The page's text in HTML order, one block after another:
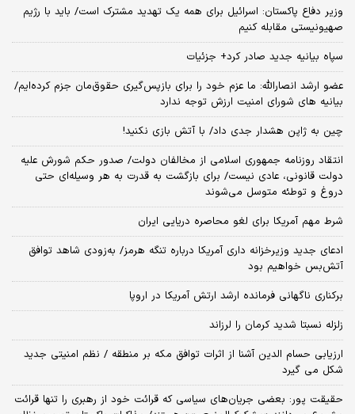
وزیر دفاع پاکستان: اسرائیل برای همه یک تهدید مشترک است/ باید با رژیم
صهیونیستی مقابله کنیم
سپاه بیانیه جدید صادر کرد+ جزئیات
عضو ارشد انصارالله: ما عزم خود را برای بازپس‌گیری حقوق‌مان جزم کرده‌ایم/
بیانیه‌ های شورای امنیت ارزش توجه ندارد
چین به ژاپن هشدار جدی داد/ با آتش بازی نکنید!
انتقاد روزنامه جمهوری اسلامی از مخالفان دولت/ صدور حکم شورش علیه
دولت قانونی، عادی نیست/ برای بازگشت به قدرت به هر وسیله‌ای حتی
دروغ و توطئه متوسل می‌شوند
شرط مهم آمریکا برای لغو محاصره دریایی ایران
ادعای جدید وزیرخزانه داری آمریکا درباره تنگه هرمز/ به‌زودی شاهد توافق
آتش‌بس خواهیم بود
برکناری ناگهانی فرمانده ارشد ارتش آمریکا در اروپا
زلزله نسبتا شدید کرمان را لرزاند
ارزیابی حسام الدین آشنا از اثرات توافق مکه بر منطقه / نظم امنیتی جدید
شکل می گیرد
حقیقت پور: بعضی جریان‌های سیاسی که قرائت خود از رهبری را تنها قرائت